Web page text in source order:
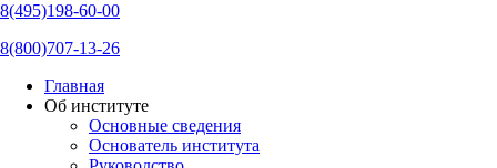
8(495)198-60-00
8(800)707-13-26
Главная
Об институте
Основные сведения
Основатель института